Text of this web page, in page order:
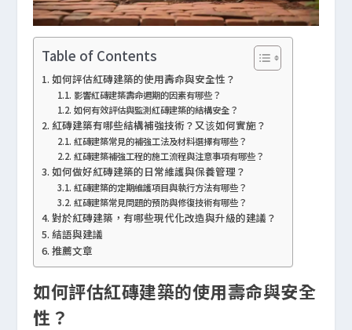
Table of Contents
如何評估紅磚建築的使用壽命與安全性？
影響紅磚建築壽命週期的因素有哪些？
如何有效評估與監測紅磚建築的結構安全？
紅磚建築有哪些結構補強技術？又该如何實施？
紅磚建築常見的補強工法及材料選擇有哪些？
紅磚建築補強工程的施工流程與注意事項有哪些？
如何做好紅磚建築的日常維護與保養管理？
紅磚建築的定期維護項目與執行方法有哪些？
紅磚建築常見問題的預防與修復技術有哪些？
對於紅磚建築，有哪些現代化改造與升級的建議？
結語與建議
推薦文章
如何評估紅磚建築的使用壽命與安全
性？